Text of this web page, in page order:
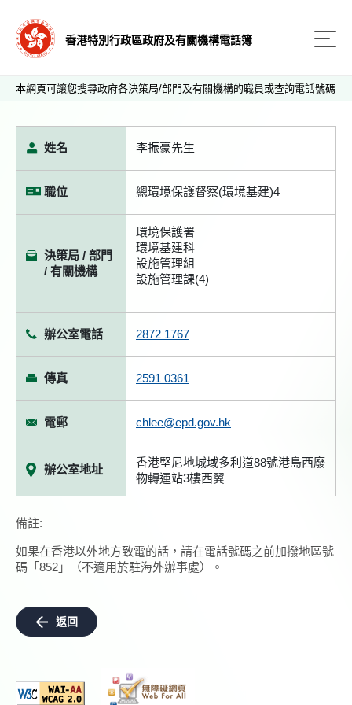
香港特別行政區政府及有關機構電話簿
本網頁可讓您搜尋政府各決策局/部門及有關機構的職員或查詢電話號碼
姓名 李振豪先生
職位 總環境保護督察(環境基建)4
決策局 / 部門
/ 有關機構
環境保護署
環境基建科
設施管理組
設施管理課(4)
辦公室電話 2872 1767
傳真 2591 0361
電郵 chlee@epd.gov.hk
辦公室地址
香港堅尼地城域多利道88號港島西廢
物轉運站3樓西翼
備註:
如果在香港以外地方致電的話，請在電話號碼之前加撥地區號
碼「852」（不適用於駐海外辦事處）。
返回